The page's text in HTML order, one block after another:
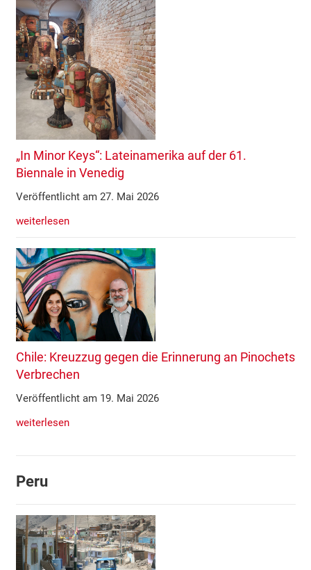
„In Minor Keys“: Lateinamerika auf der 61.
Biennale in Venedig
Veröffentlicht am 27. Mai 2026
weiterlesen
Chile: Kreuzzug gegen die Erinnerung an Pinochets
Verbrechen
Veröffentlicht am 19. Mai 2026
weiterlesen
Peru